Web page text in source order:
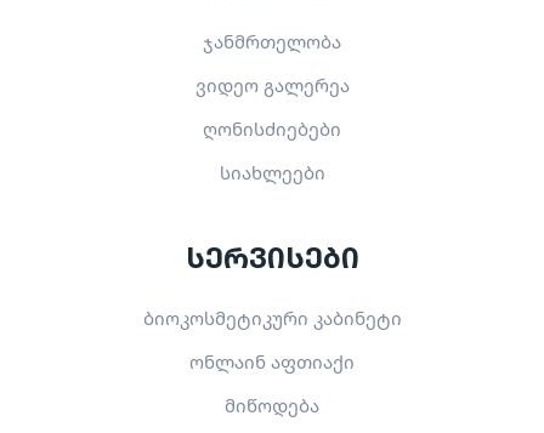
ჯანმრთელობა
ვიდეო გალერეა
ღონისძიებები
სიახლეები
სერვისები
ბიოკოსმეტიკური კაბინეტი
ონლაინ აფთიაქი
მიწოდება